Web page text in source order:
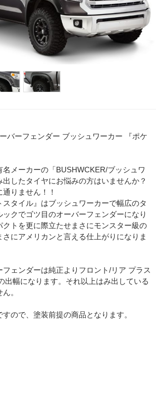
バーフェンダー ブッシュワーカー 『ポケ
メーカーの「BUSHWCKER/ブッシュワ
したタイヤにお悩みの方はいませんか？
りません！！
スタイル』はブッシュワーカーで幅広のタ
クでゴツ目のオーバーフェンダーになり
クトを更に際立たせまさにモンスター級の
さにアメリカンと言える仕上がりになりま
ェンダーは純正よりフロント/リア プラス
出幅になります。それ以上はみ出している
。
ので、塗装前提の商品となります。